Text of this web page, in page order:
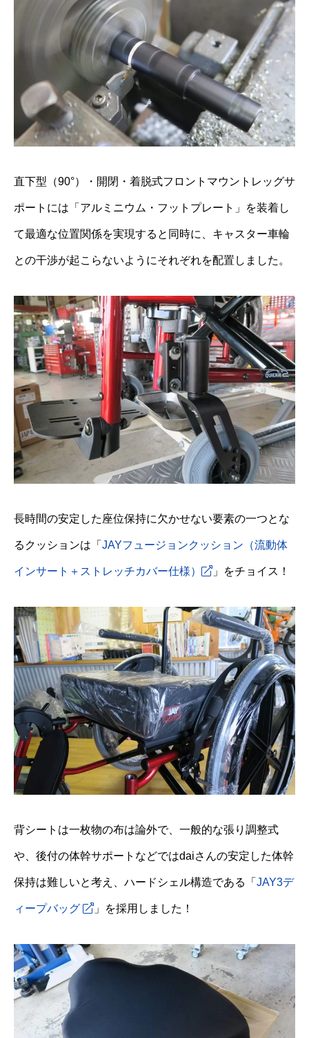
直下型（90°）・開閉・着脱式フロントマウントレッグサ
ポートには「アルミニウム・フットプレート」を装着し
て最適な位置関係を実現すると同時に、キャスター車輪
との干渉が起こらないようにそれぞれを配置しました。
長時間の安定した座位保持に欠かせない要素の一つとな
るクッションは「 JAYフュージョンクッション（流動体
インサート＋ストレッチカバー仕様） 」をチョイス！
背シートは一枚物の布は論外で、一般的な張り調整式
や、後付の体幹サポートなどではdaiさんの安定した体幹
保持は難しいと考え、ハードシェル構造である「 JAY3デ
ィープバッグ 」を採用しました！